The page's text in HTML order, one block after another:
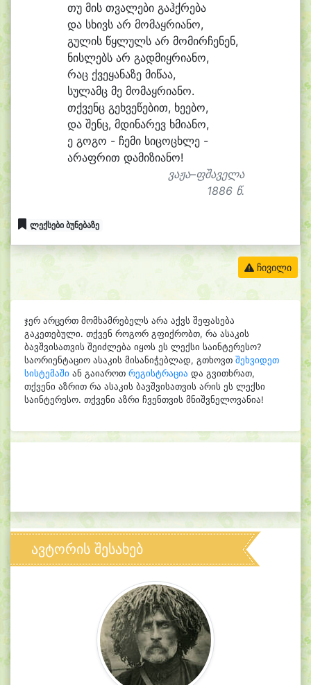
თუ მის თვალები გაჰქრება
და სხივს არ მომაყრიანო,
გულის წყლულს არ მომირჩენენ,
ნისლებს არ გადმიყრიანო,
რაც ქვეყანაზე მიწაა,
სულამც მე მომაყრიანო.
თქვენც გეხვეწებით, ხეებო,
და შენც, მდინარევ ხმიანო,
ე გოგო - ჩემი სიცოცხლე -
არაფრით დამიზიანო!
ვაჟა–ფშაველა
1886 წ.
ლექსები ბუნებაზე
ჩივილი
ჯერ არცერთ მომხამრებელს არა აქვს შეფასება
გაკეთებული. თქვენ როგორ გფიქრობთ, რა ასაკის
ბავშვისათვის შეიძლება იყოს ეს ლექსი საინტერესო?
საორიენტაციო ასაკის მისანიჭებლად, გთხოვთ შეხვიდეთ
სისტემაში ან გაიაროთ რეგისტრაცია და გვითხრათ,
თქვენი აზრით რა ასაკის ბავშვისათვის არის ეს ლექსი
საინტერესო. თქვენი აზრი ჩვენთვის მნიშვნელოვანია!
ავტორის შესახებ